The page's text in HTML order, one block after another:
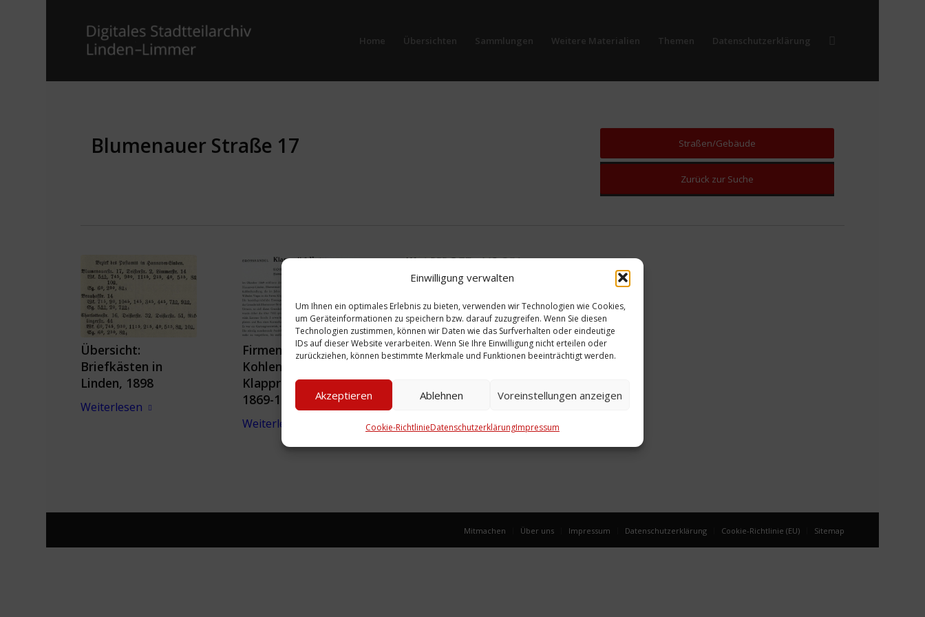
Einwilligung verwalten
Um Ihnen ein optimales Erlebnis zu bieten, verwenden wir Technologien wie Cookies,
um Geräteinformationen zu speichern bzw. darauf zuzugreifen. Wenn Sie diesen
Technologien zustimmen, können wir Daten wie das Surfverhalten oder eindeutige
IDs auf dieser Website verarbeiten. Wenn Sie Ihre Einwilligung nicht erteilen oder
zurückziehen, können bestimmte Merkmale und Funktionen beeinträchtigt werden.
Akzeptieren Ablehnen Voreinstellungen anzeigen
Cookie-RichtlinieDatenschutzerklärungImpressum
Home Übersichten Sammlungen Weitere Materialien Themen Datenschutzerklärung
Blumenauer Straße 17 Straßen/Gebäude
Zurück zur Suche
Übersicht:
Briefkästen in
Linden, 1898
Weiterlesen
Firmenporträt:
Kohlenhandel
Klapprott & Voges,
1869-1954
Weiterlesen
Firmenporträt:
Großhandlung,
Mitmachen Über uns Impressum Datenschutzerklärung Cookie-Richtlinie (EU) Sitemap